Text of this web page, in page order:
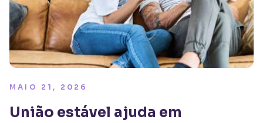
MAIO 21, 2026
União estável ajuda em